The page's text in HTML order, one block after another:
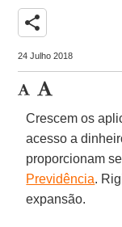
share
24 Julho 2018
Crescem os
acesso a
proporcionam
Previdência.
expansão.